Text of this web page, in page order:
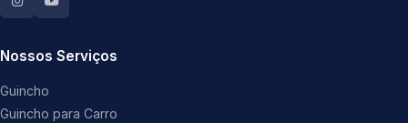
Nossos Serviços
Guincho
Guincho para Carro